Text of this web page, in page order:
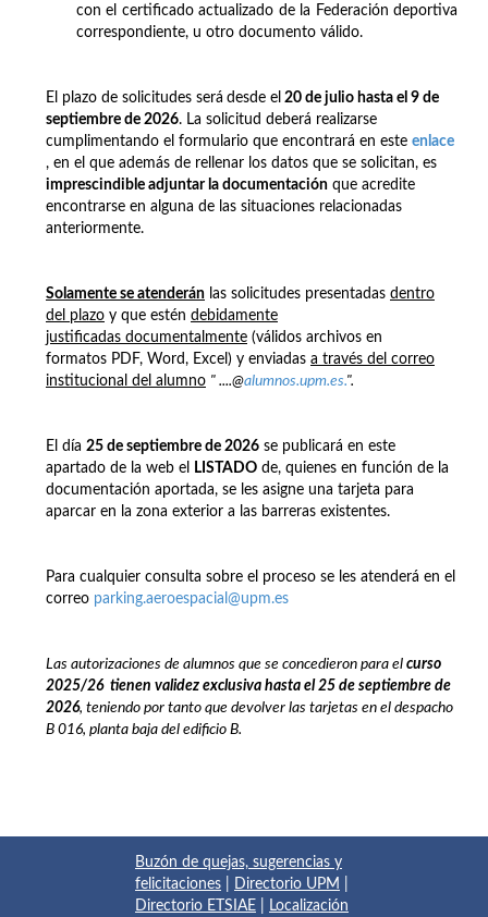
con el certificado actualizado de la Federación deportiva
correspondiente, u otro documento válido.
El plazo de solicitudes será desde el 20 de julio hasta el 9 de
septiembre de 2026. La solicitud deberá realizarse
cumplimentando el formulario que encontrará en este enlace
, en el que además de rellenar los datos que se solicitan, es
imprescindible adjuntar la documentación que acredite
encontrarse en alguna de las situaciones relacionadas
anteriormente.
Solamente se atenderán las solicitudes presentadas dentro
del plazo y que estén debidamente
justificadas documentalmente (válidos archivos en
formatos PDF, Word, Excel) y enviadas a través del correo
institucional del alumno " ....@alumnos.upm.es.".
El día 25 de septiembre de 2026 se publicará en este
apartado de la web el
LISTADO de, quienes en función de la
documentación aportada, se les asigne una tarjeta para
aparcar en la zona exterior a las barreras existentes.
Para cualquier consulta sobre el proceso se les atenderá en el
correo parking.aeroespacial@upm.es
Las autorizaciones de alumnos que se concedieron para el curso
2025/26 tienen validez exclusiva hasta el 25 de septiembre de
2026, teniendo por tanto que devolver las tarjetas en el despacho
B 016, planta baja del edificio B.
Buzón de quejas, sugerencias y
felicitaciones
Directorio UPM
Directorio ETSIAE
Localización